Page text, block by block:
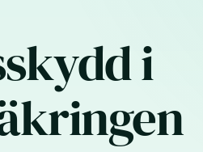
i